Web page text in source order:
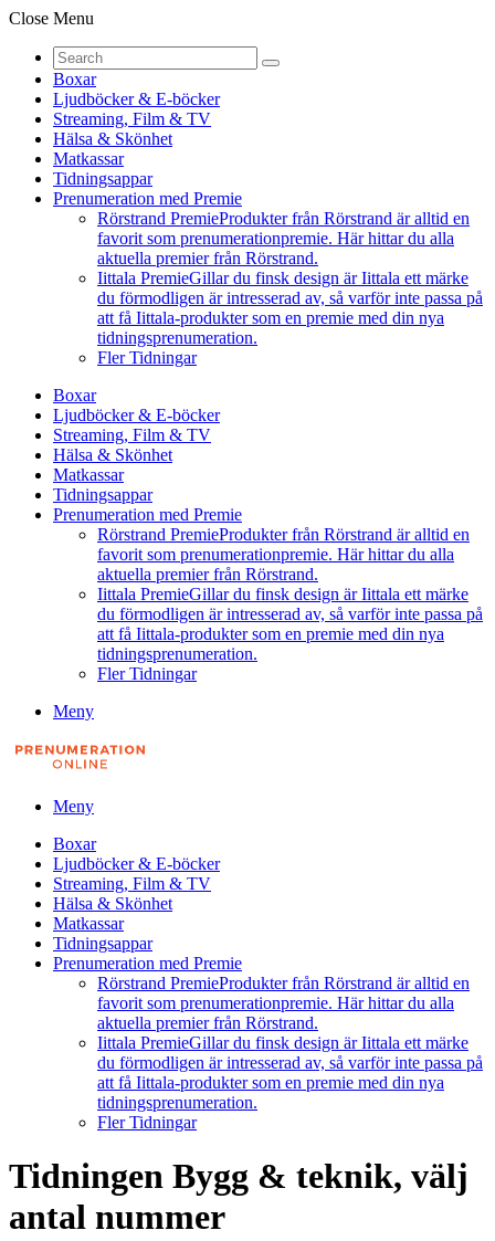
Close Menu
Boxar
Ljudböcker & E-böcker
Streaming, Film & TV
Hälsa & Skönhet
Matkassar
Tidningsappar
Prenumeration med Premie
Rörstrand PremieProdukter från Rörstrand är alltid en
favorit som prenumerationpremie. Här hittar du alla
aktuella premier från Rörstrand.
Iittala PremieGillar du finsk design är Iittala ett märke
du förmodligen är intresserad av, så varför inte passa på
att få Iittala-produkter som en premie med din nya
tidningsprenumeration.
Fler Tidningar
Boxar
Ljudböcker & E-böcker
Streaming, Film & TV
Hälsa & Skönhet
Matkassar
Tidningsappar
Prenumeration med Premie
Rörstrand PremieProdukter från Rörstrand är alltid en
favorit som prenumerationpremie. Här hittar du alla
aktuella premier från Rörstrand.
Iittala PremieGillar du finsk design är Iittala ett märke
du förmodligen är intresserad av, så varför inte passa på
att få Iittala-produkter som en premie med din nya
tidningsprenumeration.
Fler Tidningar
Meny
Meny
Boxar
Ljudböcker & E-böcker
Streaming, Film & TV
Hälsa & Skönhet
Matkassar
Tidningsappar
Prenumeration med Premie
Rörstrand PremieProdukter från Rörstrand är alltid en
favorit som prenumerationpremie. Här hittar du alla
aktuella premier från Rörstrand.
Iittala PremieGillar du finsk design är Iittala ett märke
du förmodligen är intresserad av, så varför inte passa på
att få Iittala-produkter som en premie med din nya
tidningsprenumeration.
Fler Tidningar
Tidningen Bygg & teknik, välj
antal nummer